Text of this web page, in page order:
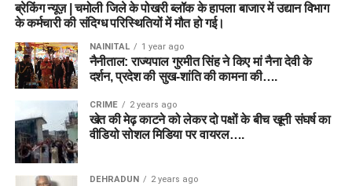
ब्रेकिंग न्यूज़ | चमोली जिले के पोखरी ब्लॉक के हापला बाजार में उद्यान विभाग
के कर्मचारी की संदिग्ध परिस्थितियों में मौत हो गई।
NAINITAL 1 year ago
नैनीताल: राज्यपाल गुरमीत सिंह ने किए मां नैना देवी के
दर्शन, प्रदेश की सुख-शांति की कामना की….
CRIME 2 years ago
खेत की मेढ़ काटने को लेकर दो पक्षों के बीच खूनी संघर्ष का
वीडियो सोशल मिडिया पर वायरल….
DEHRADUN 2 years ago